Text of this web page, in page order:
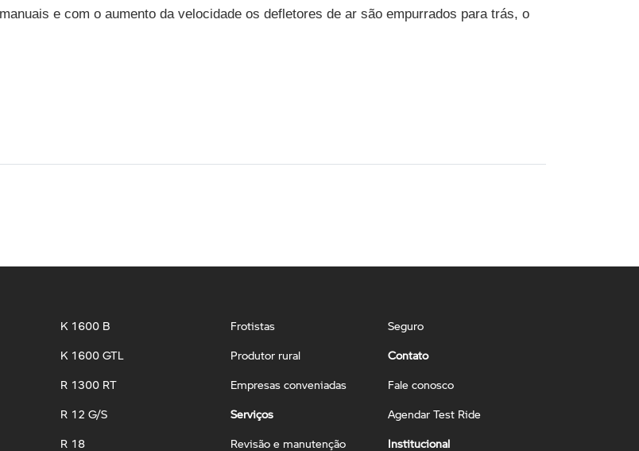
e com o aumento da velocidade os defletores de ar são empurrados para trás, o
K 1600 B
K 1600 GTL
R 1300 RT
R 12 G/S
R 18
Frotistas
Produtor rural
Empresas conveniadas
Serviços
Revisão e manutenção
Seguro
Contato
Fale conosco
Agendar Test Ride
Institucional